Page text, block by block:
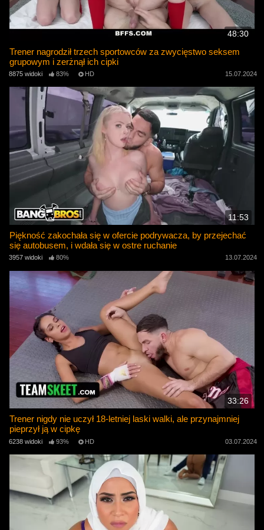
48:30
Trener nagrodził trzech sportowców za zwycięstwo seksem
grupowym i zerżnął ich cipki
8875 widoki 83% HD 15.07.2024
11:53
Piękność zakochała się w ofercie podrywacza, by przejechać
się autobusem, i wdała się w ostre ruchanie
3957 widoki 80% 13.07.2024
33:26
Trener nigdy nie uczył 18-letniej laski walki, ale przynajmniej
pieprzył ją w cipkę
6238 widoki 93% HD 03.07.2024